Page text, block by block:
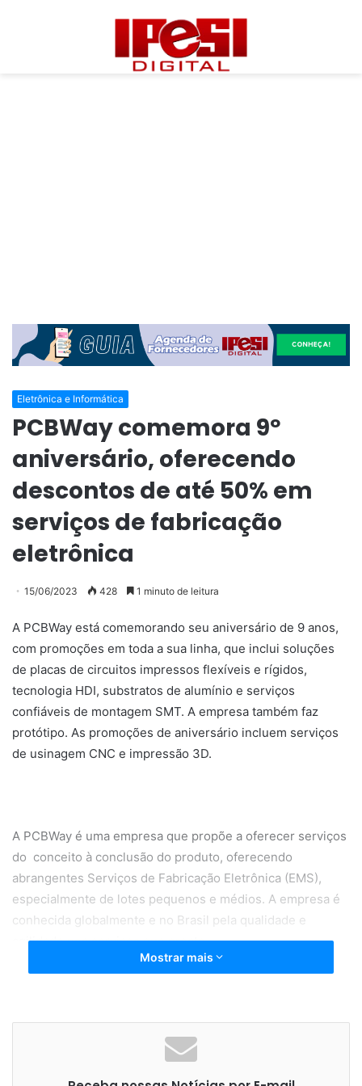
Eletrônica e Informática
PCBWay comemora 9º
aniversário, oferecendo
descontos de até 50% em
serviços de fabricação
eletrônica
15/06/2023 428 1 minuto de leitura
A PCBWay está comemorando seu aniversário de 9 anos,
com promoções em toda a sua linha, que inclui soluções
de placas de circuitos impressos flexíveis e rígidos,
tecnologia HDI, substratos de alumínio e serviços
confiáveis ​​de montagem SMT. A empresa também faz
protótipo. As promoções de aniversário incluem serviços
de usinagem CNC e impressão 3D.
A PCBWay é uma empresa que propõe a oferecer serviços
do conceito à conclusão do produto, oferecendo
abrangentes Serviços de Fabricação Eletrônica (EMS),
especialmente de lotes pequenos e médios. A empresa é
conhecida globalmente e no Brasil pela qualidade e
agilidade nos serviços que presta.
A verba reservada para as promoções de aniversário
totalizam US$ 100 mil. A empresa oferece cupons com
valores entre US$ 5 a US$ 200. A produção de placas de
Mostrar mais